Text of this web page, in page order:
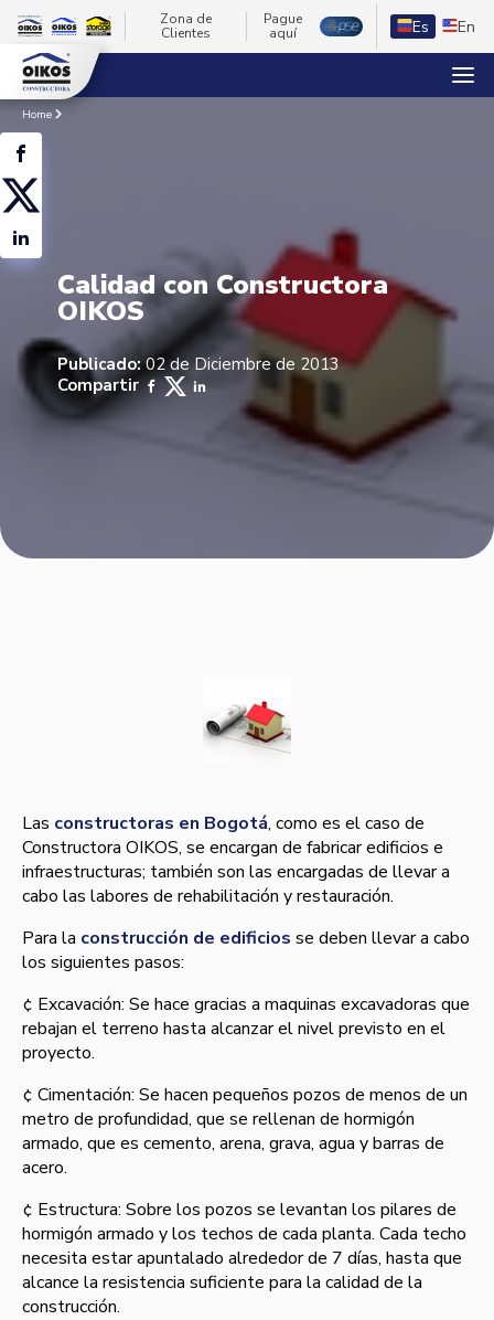
Zona de
Clientes
Pague
aquí
Es En
Home
Calidad con Constructora
OIKOS
Publicado:02 de Diciembre de 2013
Compartir
Las constructoras en Bogotá, como es el caso de
Constructora OIKOS, se encargan de fabricar edificios e
infraestructuras; también son las encargadas de llevar a
cabo las labores de rehabilitación y restauración.
Para la construcción de edificios se deben llevar a cabo
los siguientes pasos:
¢ Excavación: Se hace gracias a maquinas excavadoras que
rebajan el terreno hasta alcanzar el nivel previsto en el
proyecto.
¢ Cimentación: Se hacen pequeños pozos de menos de un
metro de profundidad, que se rellenan de hormigón
armado, que es cemento, arena, grava, agua y barras de
acero.
¢ Estructura: Sobre los pozos se levantan los pilares de
hormigón armado y los techos de cada planta. Cada techo
necesita estar apuntalado alrededor de 7 dí­as, hasta que
alcance la resistencia suficiente para la calidad de la
construcción.